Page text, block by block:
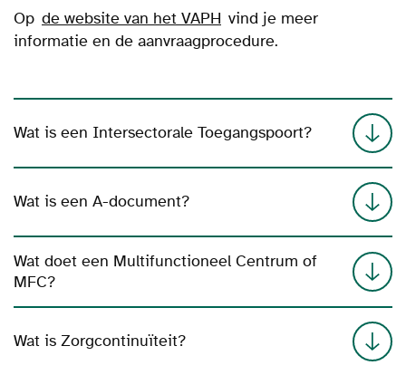
Op de website van het VAPH vind je meer
informatie en de aanvraagprocedure.
Wat is een Intersectorale Toegangspoort?
Wat is een A-document?
Wat doet een Multifunctioneel Centrum of
MFC?
Wat is Zorgcontinuïteit?